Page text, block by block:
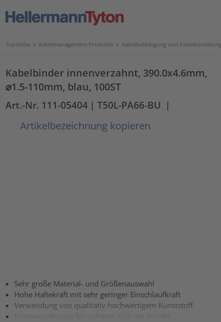
Startseite > Kabelmanagement-Produkte > Kabelbefestigung und
Kabelbinder innenverzahnt, 390.0x4.6mm,
⌀1.5-110mm, blau, 100ST
Art.-Nr. 111-05404 | T50L-PA66-BU |
Artikelbezeichnung kopieren
Sehr große Material- und Größenauswahl
Hohe Haltekraft mit sehr geringer Einschlaufkraft
Verwendung von qualitativ hochwertigem Kunststoff
Innenverzahnung für sicheren Halt am Bündel